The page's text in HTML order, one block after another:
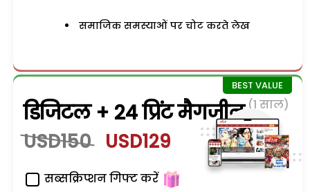
समाजिक समस्याओं पर चोट करते लेख
डिजिटल + 24 प्रिंट मैगजीन (1 साल)
USD150 USD129
सब्सक्रिप्शन गिफ्ट करें